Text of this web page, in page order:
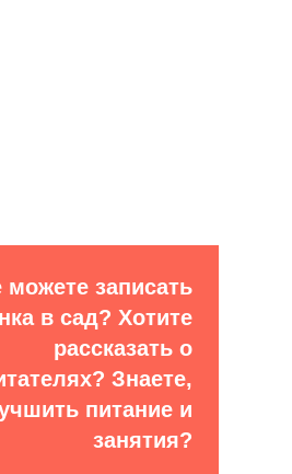
можете записать
в сад? Хотите
рассказать о
Знаете,
питание и
занятия?